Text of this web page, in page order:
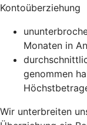
Kontoüberziehung
Monaten in
genommen
Wir unterbreiten